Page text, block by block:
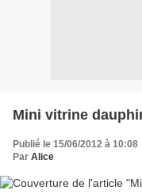
Mini vitrine
Publié le 15/06/2012 à 10:08
Par Alice